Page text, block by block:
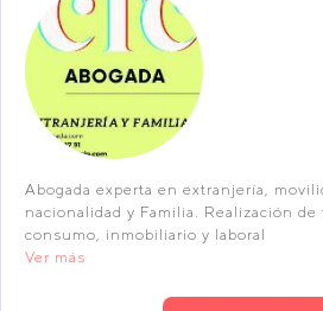
Abogada experta en extranjería,
nacionalidad y Familia. Realización
consumo, inmobiliario y laboral
Ver más